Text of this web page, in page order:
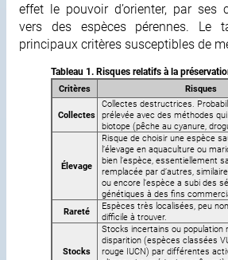
effet le pouvoir d’orienter, par ses
vers des espèces pérennes. Le
principaux critères susceptibles de
Tableau 1. Risques relatifs à la
Critères Risques
Collectes
Collectes destructrices.
prélevée avec des méthodes
biotope (pêche au cyanure,
Élevage
Risque de choisir une espèce
l’élevage en aquaculture ou
bien l’espèce, essentiellement
remplacée par d’autres,
ou encore l’espèce a subi des
génétiques à des fins
Rareté
Espèces très localisées, peu
difficile à trouver.
Stocks
Stocks incertains ou population
disparition (espèces classées
rouge IUCN) par différentes